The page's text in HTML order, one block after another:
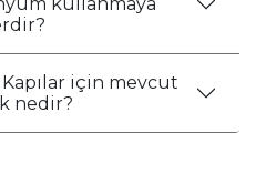
için mevcut
nedir?